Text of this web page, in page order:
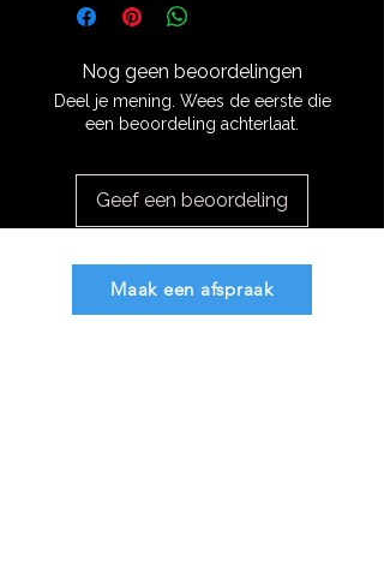
Nog geen beoordelingen
Deel je mening. Wees de eerste die
een beoordeling achterlaat.
Geef een beoordeling
Maak een afspraak